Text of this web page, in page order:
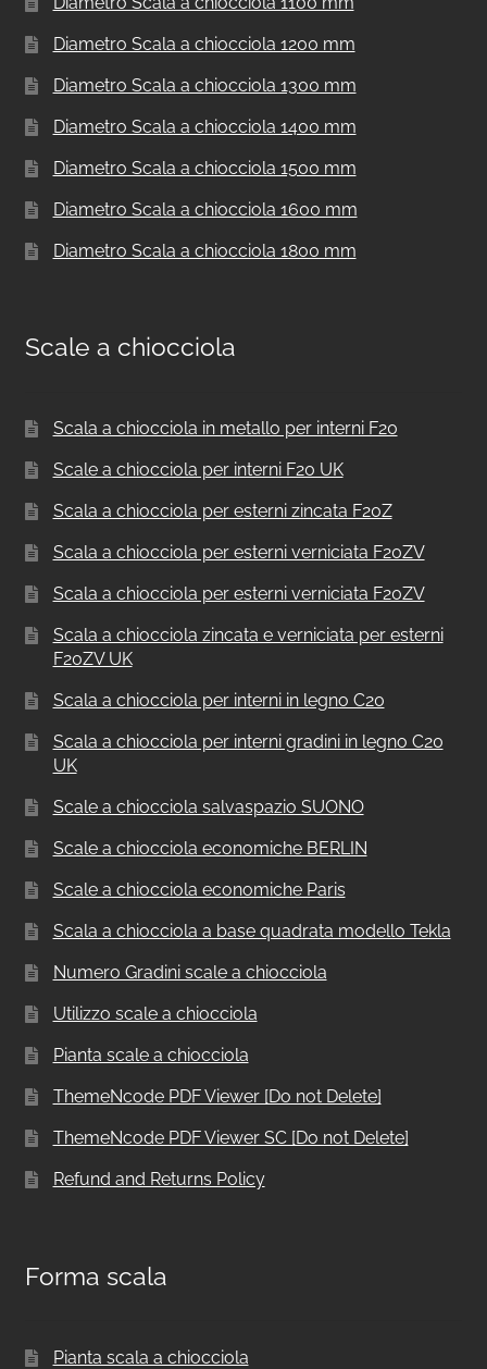
Diametro Scala a chiocciola 1200 mm
Diametro Scala a chiocciola 1300 mm
Diametro Scala a chiocciola 1400 mm
Diametro Scala a chiocciola 1500 mm
Diametro Scala a chiocciola 1600 mm
Diametro Scala a chiocciola 1800 mm
Scale a chiocciola
Scala a chiocciola in metallo per interni F20
Scale a chiocciola per interni F20 UK
Scala a chiocciola per esterni zincata F20Z
Scala a chiocciola per esterni verniciata F20ZV
Scala a chiocciola per esterni verniciata F20ZV
Scala a chiocciola zincata e verniciata per esterni
F20ZV UK
Scala a chiocciola per interni in legno C20
Scala a chiocciola per interni gradini in legno C20
UK
Scale a chiocciola salvaspazio SUONO
Scale a chiocciola economiche BERLIN
Scale a chiocciola economiche Paris
Scala a chiocciola a base quadrata modello Tekla
Numero Gradini scale a chiocciola
Utilizzo scale a chiocciola
Pianta scale a chiocciola
ThemeNcode PDF Viewer [Do not Delete]
ThemeNcode PDF Viewer SC [Do not Delete]
Refund and Returns Policy
Forma scala
Pianta scala a chiocciola